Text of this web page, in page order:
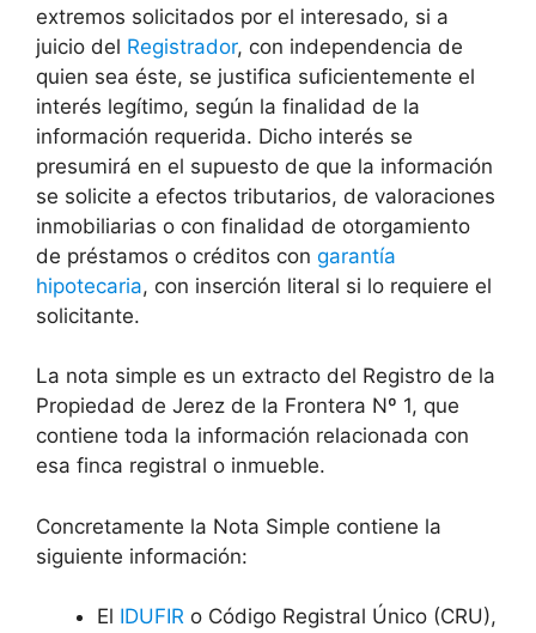
extremos solicitados por el interesado, si a
juicio del Registrador, con independencia de
quien sea éste, se justifica suficientemente el
interés legítimo, según la finalidad de la
información requerida. Dicho interés se
presumirá en el supuesto de que la información
se solicite a efectos tributarios, de valoraciones
inmobiliarias o con finalidad de otorgamiento
de préstamos o créditos con garantía
hipotecaria, con inserción literal si lo requiere el
solicitante.
La nota simple es un extracto del Registro de la
Propiedad de Jerez de la Frontera Nº 1, que
contiene toda la información relacionada con
esa finca registral o inmueble.
Concretamente la Nota Simple contiene la
siguiente información:
El IDUFIR o Código Registral Único (CRU),